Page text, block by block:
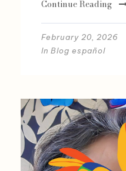
Continue Reading
February 20, 2026
In Blog español